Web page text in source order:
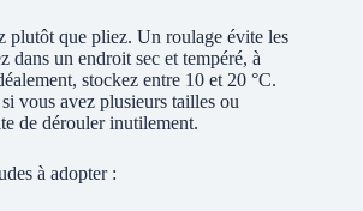
plutôt que pliez. Un roulage évite les
dans un endroit sec et tempéré, à
stockez entre 10 et 20 °C.
vous avez plusieurs tailles ou
de dérouler inutilement.
à adopter :